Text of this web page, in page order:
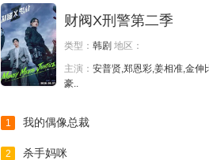
财阀X刑警第二季
类型： 韩剧 地区：
主演： 安普贤,郑恩彩,姜相准,金伸
豪..
1 我的偶像总裁
2 杀手妈咪